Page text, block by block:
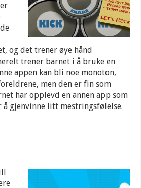
og det trener øye hånd
trener barnet i å bruke en
appen kan bli noe monoton,
men den er fin som
har opplevd en annen app som
å gjenvinne litt mestringsfølelse.